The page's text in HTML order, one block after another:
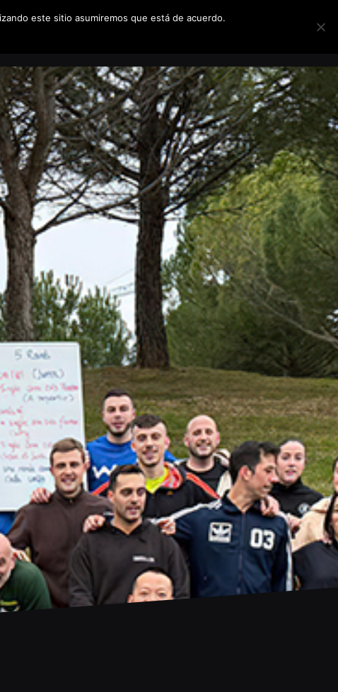
este sitio asumiremos que está de acuerdo.